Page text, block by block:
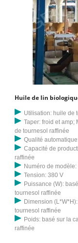
Huile de lin
Utilisation: huile de
Taper: froid et amp;
de tournesol raffinée
Qualité
Capacité de
raffinée
Numéro de
Tension: 380 V
Puissance (W):
tournesol raffinée
Dimension
tournesol raffinée
Poids: basé sur la
raffinée